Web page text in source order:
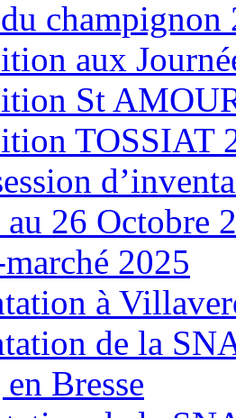
champignon
aux
St
TOSSIAT
26 Octobre
2025
à
de la
Bresse